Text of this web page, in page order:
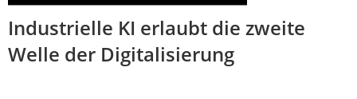
Industrielle KI erlaubt die zweite
Welle der Digitalisierung